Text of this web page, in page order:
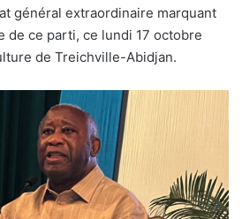
général extraordinaire marquant
de ce parti, ce lundi 17 octobre
de Treichville-Abidjan.